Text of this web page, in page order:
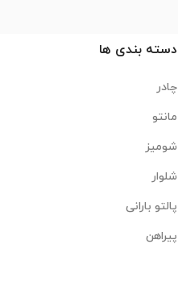
دسته بندی ها
چادر
مانتو
شومیز
شلوار
پالتو بارانی
پیراهن